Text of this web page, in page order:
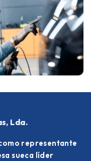
Lda.
representante
sueca líder